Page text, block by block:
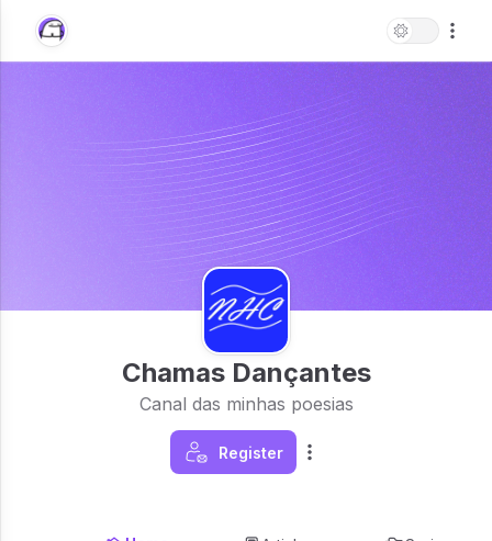
Chamas Dançantes
Canal das minhas poesias
Register